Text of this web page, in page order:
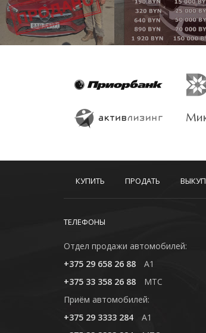
КУПИТЬ ПРОДАТЬ ВЫКУП
ТЕЛЕФОНЫ
Отдел продажи автомобилей:
+375 29 658 26 88
A1
+375 33 358 26 88
MTC
Приём автомобилей:
+375 29 3333 284
A1